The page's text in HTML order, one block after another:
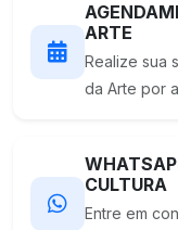
ARTE
Realize sua
da Arte por
CULTURA
Entre em